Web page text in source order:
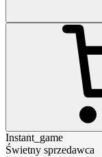
Instant_game
Świetny sprzedawca